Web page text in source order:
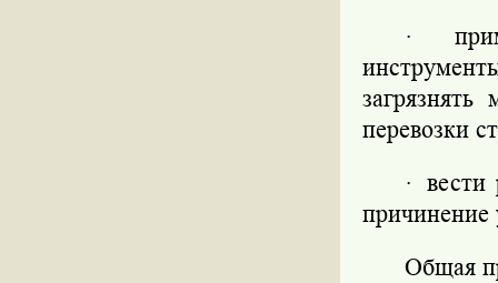
·
перевозки
·
Общая